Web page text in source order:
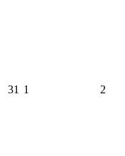
31 1 2